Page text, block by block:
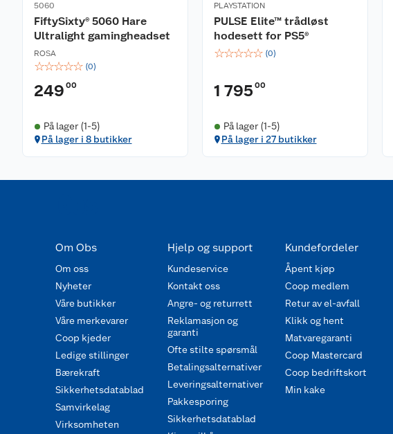
5060
FiftySixty® 5060 Hare
Ultralight gamingheadset
ROSA
☆☆☆☆☆ (0)
249 00
På lager (1-5)
På lager i 8 butikker
PLAYSTATION
PULSE Elite™ trådløst
hodesett for PS5®
☆☆☆☆☆ (0)
1 795 00
På lager (1-5)
På lager i 27 butikker
Om Obs
Om oss
Nyheter
Våre butikker
Våre merkevarer
Coop kjeder
Ledige stillinger
Bærekraft
Sikkerhetsdatablad
Samvirkelag
Virksomheten
Hjelp og support
Kundeservice
Kontakt oss
Angre- og returrett
Reklamasjon og
garanti
Ofte stilte spørsmål
Betalingsalternativer
Leveringsalternativer
Pakkesporing
Sikkerhetsdatablad
Kundefordeler
Åpent kjøp
Coop medlem
Retur av el-avfall
Klikk og hent
Matvaregaranti
Coop Mastercard
Coop bedriftskort
Min kake